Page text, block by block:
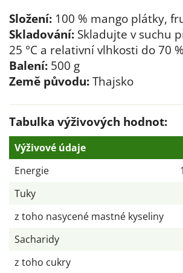
Složení: 100 % mango plátky,
Skladování: Skladujte v suchu
25 °C a relativní vlhkosti do 70
Balení: 500 g
Země původu: Thajsko
Tabulka výživových hodnot:
Výživové údaje
Energie
Tuky
z toho nasycené mastné kyseliny
Sacharidy
z toho cukry